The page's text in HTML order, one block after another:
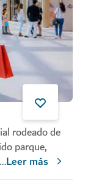
rodeado de
parque,
...Leer más